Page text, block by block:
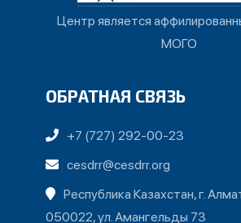
Центр является
МОГО
ОБРАТНАЯ СВЯЗЬ
+7 (727) 292-00-23
cesdrr@cesdrr.org
Республика Казахстан, г.
050022, ул. Амангельды 73